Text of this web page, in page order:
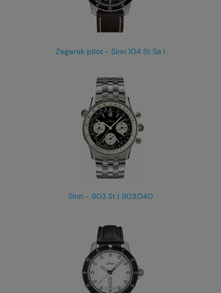
Zegarek pilot - Sinn 104 St Sa I
Sinn - 903 St | 903.040